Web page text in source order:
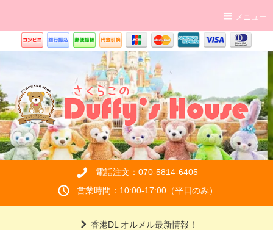
メニュー
電話注文：070-5814-6405
営業時間：10:00-17:00（平日のみ）
香港DL オルメル最新情報！